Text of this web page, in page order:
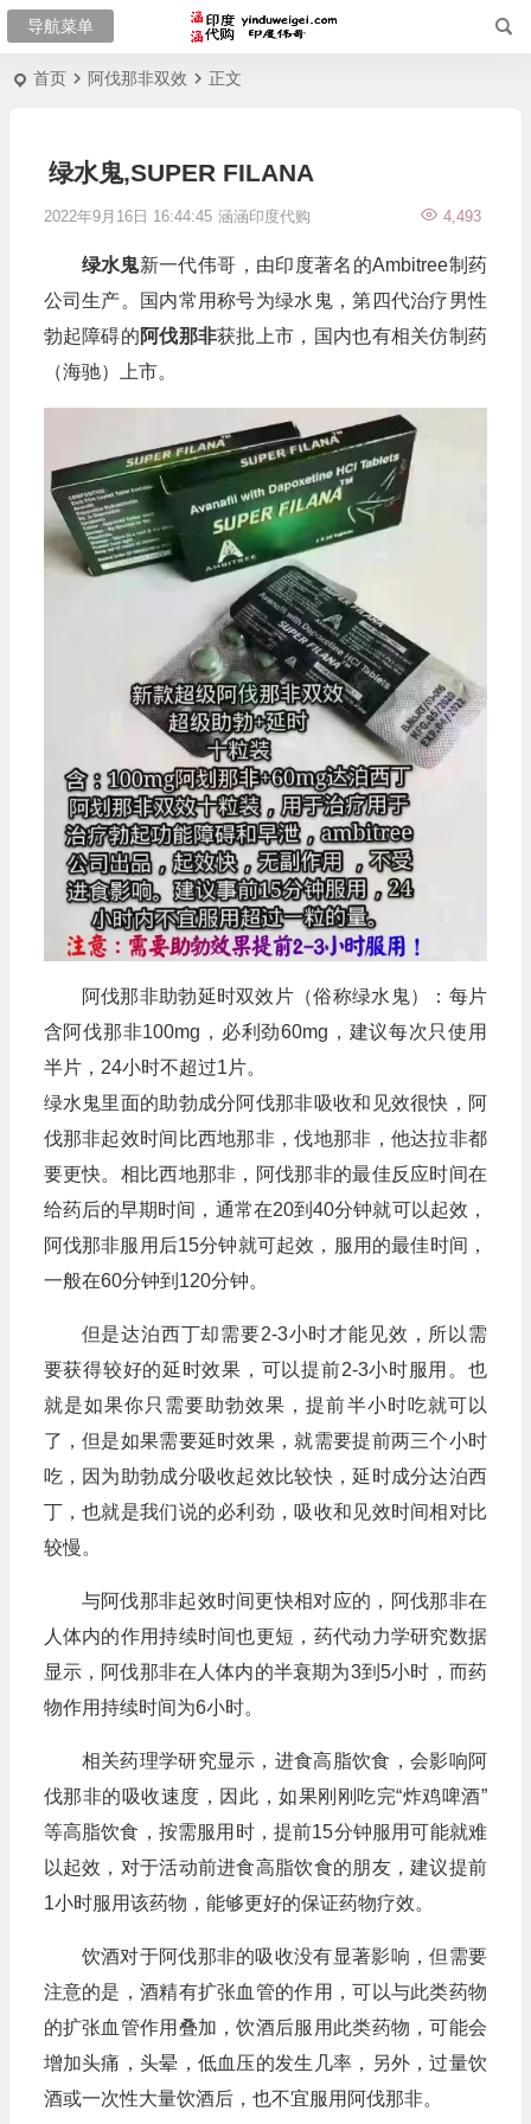
首页 阿伐那非双效 正文
绿水鬼,SUPER FILANA
2022年9月16日 16:44:45 涵涵印度代购 4,493
绿水鬼新一代伟哥，由印度著名的Ambitree制药
公司生产。国内常用称号为绿水鬼，第四代治疗男性
勃起障碍的阿伐那非获批上市，国内也有相关仿制药
（海驰）上市。
阿伐那非助勃延时双效片（俗称绿水鬼）：每片
含阿伐那非100mg，必利劲60mg，建议每次只使用
半片，24小时不超过1片。
绿水鬼里面的助勃成分阿伐那非吸收和见效很快，阿
伐那非起效时间比西地那非，伐地那非，他达拉非都
要更快。相比西地那非，阿伐那非的最佳反应时间在
给药后的早期时间，通常在20到40分钟就可以起效，
阿伐那非服用后15分钟就可起效，服用的最佳时间，
一般在60分钟到120分钟。
但是达泊西丁却需要2-3小时才能见效，所以需
要获得较好的延时效果，可以提前2-3小时服用。也
就是如果你只需要助勃效果，提前半小时吃就可以
了，但是如果需要延时效果，就需要提前两三个小时
吃，因为助勃成分吸收起效比较快，延时成分达泊西
丁，也就是我们说的必利劲，吸收和见效时间相对比
较慢。
与阿伐那非起效时间更快相对应的，阿伐那非在
人体内的作用持续时间也更短，药代动力学研究数据
显示，阿伐那非在人体内的半衰期为3到5小时，而药
物作用持续时间为6小时。
相关药理学研究显示，进食高脂饮食，会影响阿
伐那非的吸收速度，因此，如果刚刚吃完“炸鸡啤酒”
等高脂饮食，按需服用时，提前15分钟服用可能就难
以起效，对于活动前进食高脂饮食的朋友，建议提前
1小时服用该药物，能够更好的保证药物疗效。
饮酒对于阿伐那非的吸收没有显著影响，但需要
注意的是，酒精有扩张血管的作用，可以与此类药物
的扩张血管作用叠加，饮酒后服用此类药物，可能会
增加头痛，头晕，低血压的发生几率，另外，过量饮
酒或一次性大量饮酒后，也不宜服用阿伐那非。